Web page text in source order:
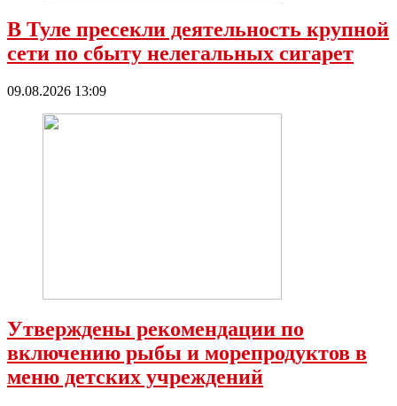
В Туле пресекли деятельность крупной
сети по сбыту нелегальных сигарет
09.08.2026 13:09
Утверждены рекомендации по
включению рыбы и морепродуктов в
меню детских учреждений